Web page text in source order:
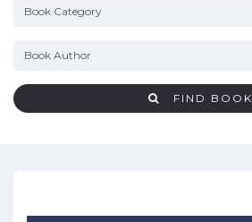
FIND BOOK